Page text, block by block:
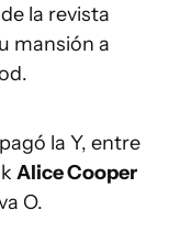
la revista
mansión a
la Y, entre
Alice Cooper
O.